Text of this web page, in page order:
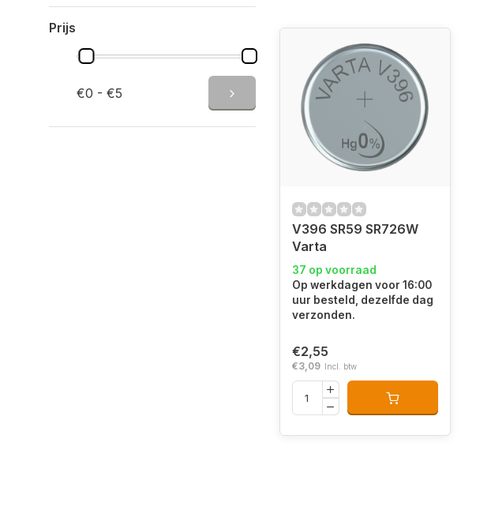
Prijs
€0 - €5
V396 SR59 SR726W
Varta
37 op voorraad
Op werkdagen voor 16:00
uur besteld, dezelfde dag
verzonden.
€2,55
€3,09 Incl. btw